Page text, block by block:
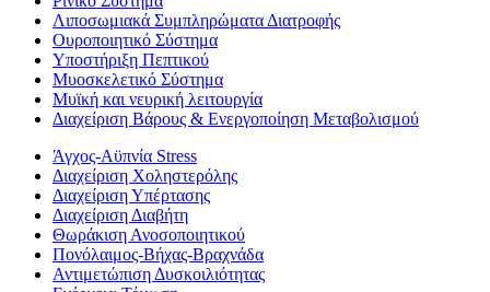
Λιποσωμιακά Συμπληρώματα Διατροφής
Ουροποιητικό Σύστημα
Υποστήριξη Πεπτικού
Μυοσκελετικό Σύστημα
Μυϊκή και νευρική λειτουργία
Διαχείριση Βάρους & Ενεργοποίηση Μεταβολισμού
Άγχος-Αϋπνία Stress
Διαχείριση Χοληστερόλης
Διαχείριση Υπέρτασης
Διαχείριση Διαβήτη
Θωράκιση Ανοσοποιητικού
Πονόλαιμος-Βήχας-Βραχνάδα
Αντιμετώπιση Δυσκοιλιότητας